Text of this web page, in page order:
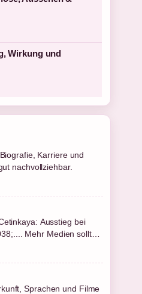
Wirkung und
Karriere und
nachvollziehbar.
Ausstieg bei
Mehr Medien sollten
Sprachen und Filme